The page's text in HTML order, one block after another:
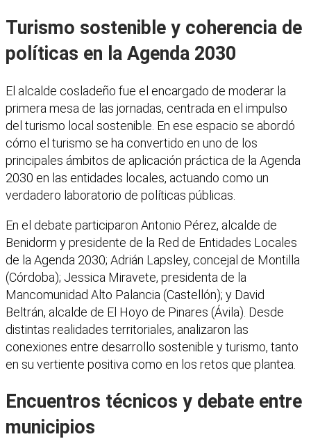
Turismo sostenible y coherencia de
políticas en la Agenda 2030
El alcalde cosladeño fue el encargado de moderar la
primera mesa de las jornadas, centrada en el impulso
del turismo local sostenible. En ese espacio se abordó
cómo el turismo se ha convertido en uno de los
principales ámbitos de aplicación práctica de la Agenda
2030 en las entidades locales, actuando como un
verdadero laboratorio de políticas públicas.
En el debate participaron Antonio Pérez, alcalde de
Benidorm y presidente de la Red de Entidades Locales
de la Agenda 2030; Adrián Lapsley, concejal de Montilla
(Córdoba); Jessica Miravete, presidenta de la
Mancomunidad Alto Palancia (Castellón); y David
Beltrán, alcalde de El Hoyo de Pinares (Ávila). Desde
distintas realidades territoriales, analizaron las
conexiones entre desarrollo sostenible y turismo, tanto
en su vertiente positiva como en los retos que plantea.
Encuentros técnicos y debate entre
municipios